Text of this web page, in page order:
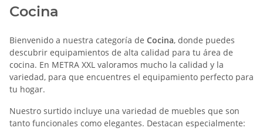
Cocina
Bienvenido a nuestra categoría de Cocina, donde puedes
descubrir equipamientos de alta calidad para tu área de
cocina. En METRA XXL valoramos mucho la calidad y la
variedad, para que encuentres el equipamiento perfecto para
tu hogar.
Nuestro surtido incluye una variedad de muebles que son
tanto funcionales como elegantes. Destacan especialmente: